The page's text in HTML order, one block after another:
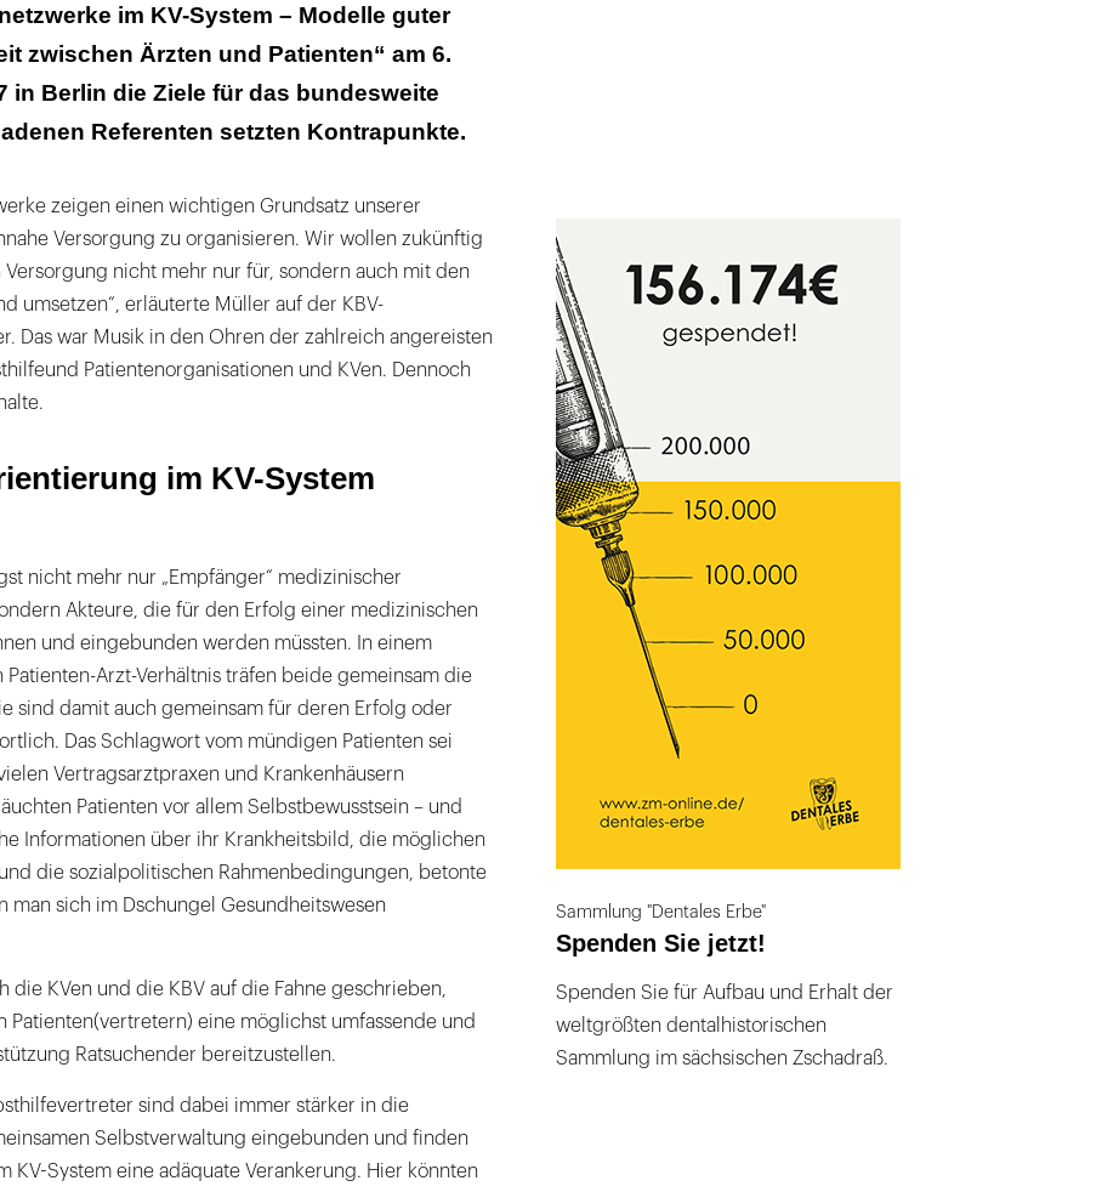
im KV-System – Modelle guter
zwischen Ärzten und Patienten“ am 6.
in Berlin die Ziele für das bundesweite
Referenten setzten Kontrapunkte.
zeigen einen wichtigen Grundsatz unserer
Versorgung zu organisieren. Wir wollen zukünftig
nicht mehr nur für, sondern auch mit den
umsetzen“, erläuterte Müller auf der KBV-
Das war Musik in den Ohren der zahlreich angereisten
Patientenorganisationen und KVen. Dennoch
im KV-System
nicht mehr nur „Empfänger“ medizinischer
Akteure, die für den Erfolg einer medizinischen
und eingebunden werden müssten. In einem
Arzt-Verhältnis träfen beide gemeinsam die
sind damit auch gemeinsam für deren Erfolg oder
Das Schlagwort vom mündigen Patienten sei
Vertragsarztpraxen und Krankenhäusern
Patienten vor allem Selbstbewusstsein – und
Informationen über ihr Krankheitsbild, die möglichen
die sozialpolitischen Rahmenbedingungen, betonte
man sich im Dschungel Gesundheitswesen
die KVen und die KBV auf die Fahne geschrieben,
Patienten(vertretern) eine möglichst umfassende und
Ratsuchender bereitzustellen.
sind dabei immer stärker in die
Selbstverwaltung eingebunden und finden
KV-System eine adäquate Verankerung. Hier könnten
Sammlung "Dentales Erbe"
Spenden Sie jetzt!
Spenden Sie für Aufbau und Erhalt der
weltgrößten dentalhistorischen
Sammlung im sächsischen Zschadraß.